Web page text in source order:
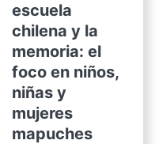
escuela
chilena y la
memoria: el
foco en niños,
niñas y
mujeres
mapuches